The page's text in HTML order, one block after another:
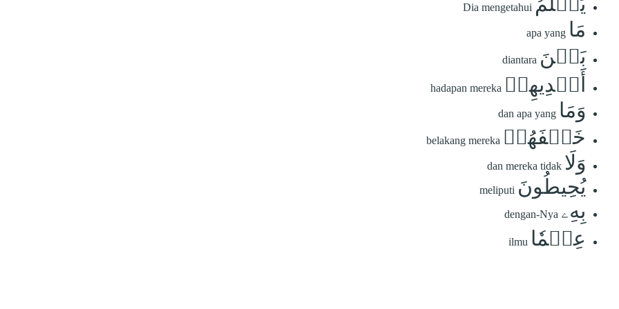
Dia mengetahui
مَا apa yang
بَيۡنَ diantara
أَيۡدِيهِمۡ hadapan mereka
وَمَا dan apa yang
خَلۡفَهُمۡ belakang mereka
وَلَا dan mereka tidak
يُحِيطُونَ meliputi
بِهِۦ dengan-Nya
عِلۡمٗا ilmu